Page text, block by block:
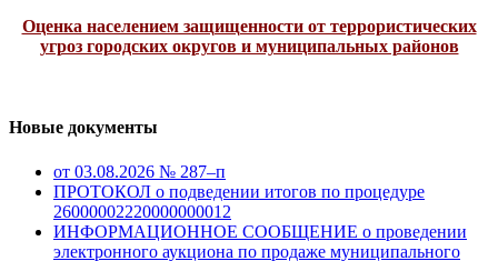
Оценка населением защищенности от террористических
угроз городских округов и муниципальных районов
Новые документы
от 03.08.2026 № 287–п
ПРОТОКОЛ о подведении итогов по процедуре
26000002220000000012
ИНФОРМАЦИОННОЕ СООБЩЕНИЕ о проведении
электронного аукциона по продаже муниципального